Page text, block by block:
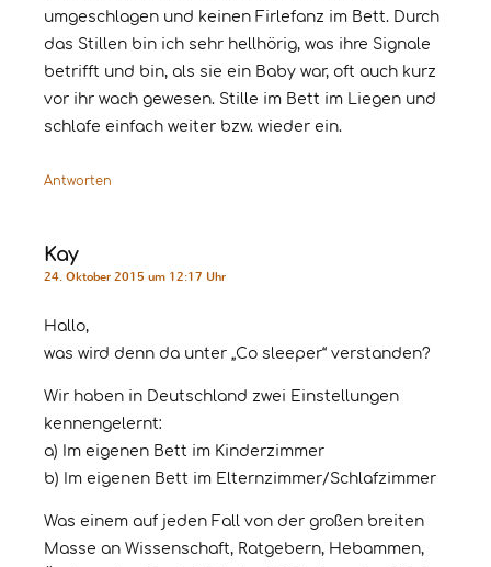
umgeschlagen und keinen Firlefanz im Bett. Durch
das Stillen bin ich sehr hellhörig, was ihre Signale
betrifft und bin, als sie ein Baby war, oft auch kurz
vor ihr wach gewesen. Stille im Bett im Liegen und
schlafe einfach weiter bzw. wieder ein.
Antworten
Kay
24. Oktober 2015 um 12:17 Uhr
Hallo,
was wird denn da unter „Co sleeper“ verstanden?
Wir haben in Deutschland zwei Einstellungen
kennengelernt:
a) Im eigenen Bett im Kinderzimmer
b) Im eigenen Bett im Elternzimmer/Schlafzimmer
Was einem auf jeden Fall von der großen breiten
Masse an Wissenschaft, Ratgebern, Hebammen,